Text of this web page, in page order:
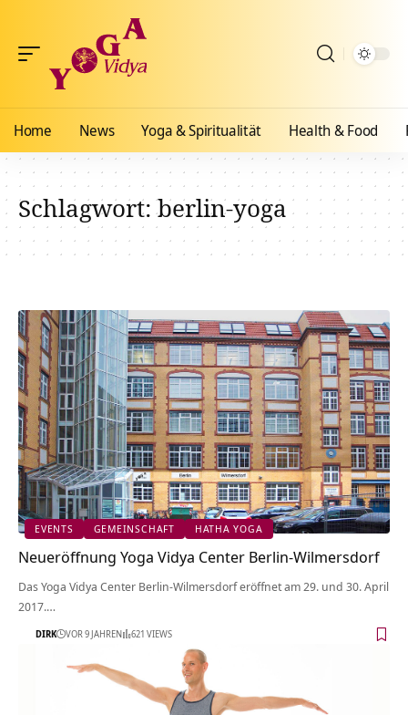
Home News Yoga & Spiritualität Health & Food
Schlagwort:berlin-yoga
EVENTS GEMEINSCHAFT HATHA YOGA
Neueröffnung Yoga Vidya Center Berlin-Wilmersdorf
Das Yoga Vidya Center Berlin-Wilmersdorf eröffnet am 29. und 30. April
2017.…
DIRK VOR 9 JAHREN 621 VIEWS